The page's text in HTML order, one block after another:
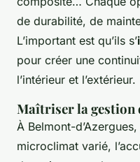
de durabilité, de
L’important est qu’ils s’
pour créer une
l’intérieur et l’extérieur.
Maîtriser la gestion
À Belmont-
microclimat varié,